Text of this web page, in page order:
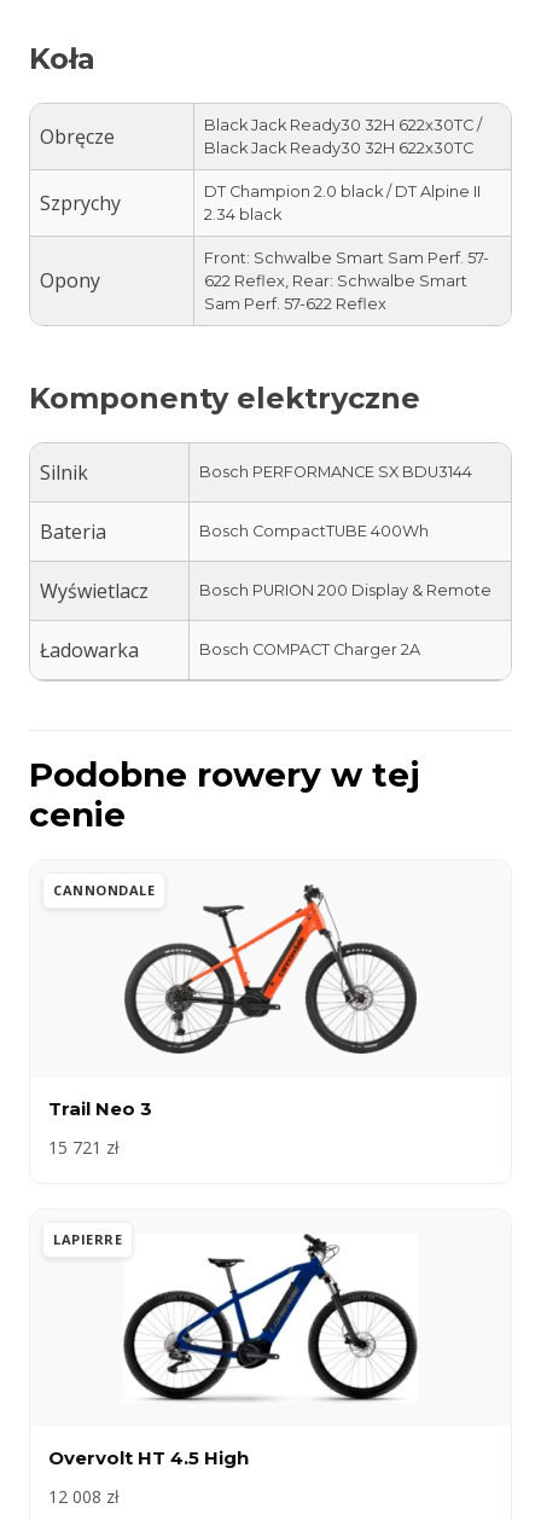
Koła
Obręcze
Black Jack Ready30 32H 622x30TC /
Black Jack Ready30 32H 622x30TC
Szprychy
DT Champion 2.0 black / DT Alpine II
2.34 black
Opony
Front: Schwalbe Smart Sam Perf. 57-
622 Reflex, Rear: Schwalbe Smart
Sam Perf. 57-622 Reflex
Komponenty elektryczne
Silnik Bosch PERFORMANCE SX BDU3144
Bateria Bosch CompactTUBE 400Wh
Wyświetlacz Bosch PURION 200 Display & Remote
Ładowarka Bosch COMPACT Charger 2A
Podobne rowery w tej
cenie
CANNONDALE
Trail Neo 3
15 721 zł
LAPIERRE
Overvolt HT 4.5 High
12 008 zł